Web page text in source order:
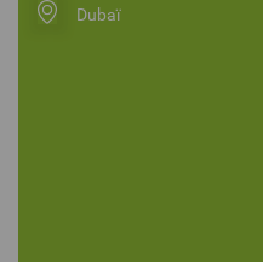
Dubaï